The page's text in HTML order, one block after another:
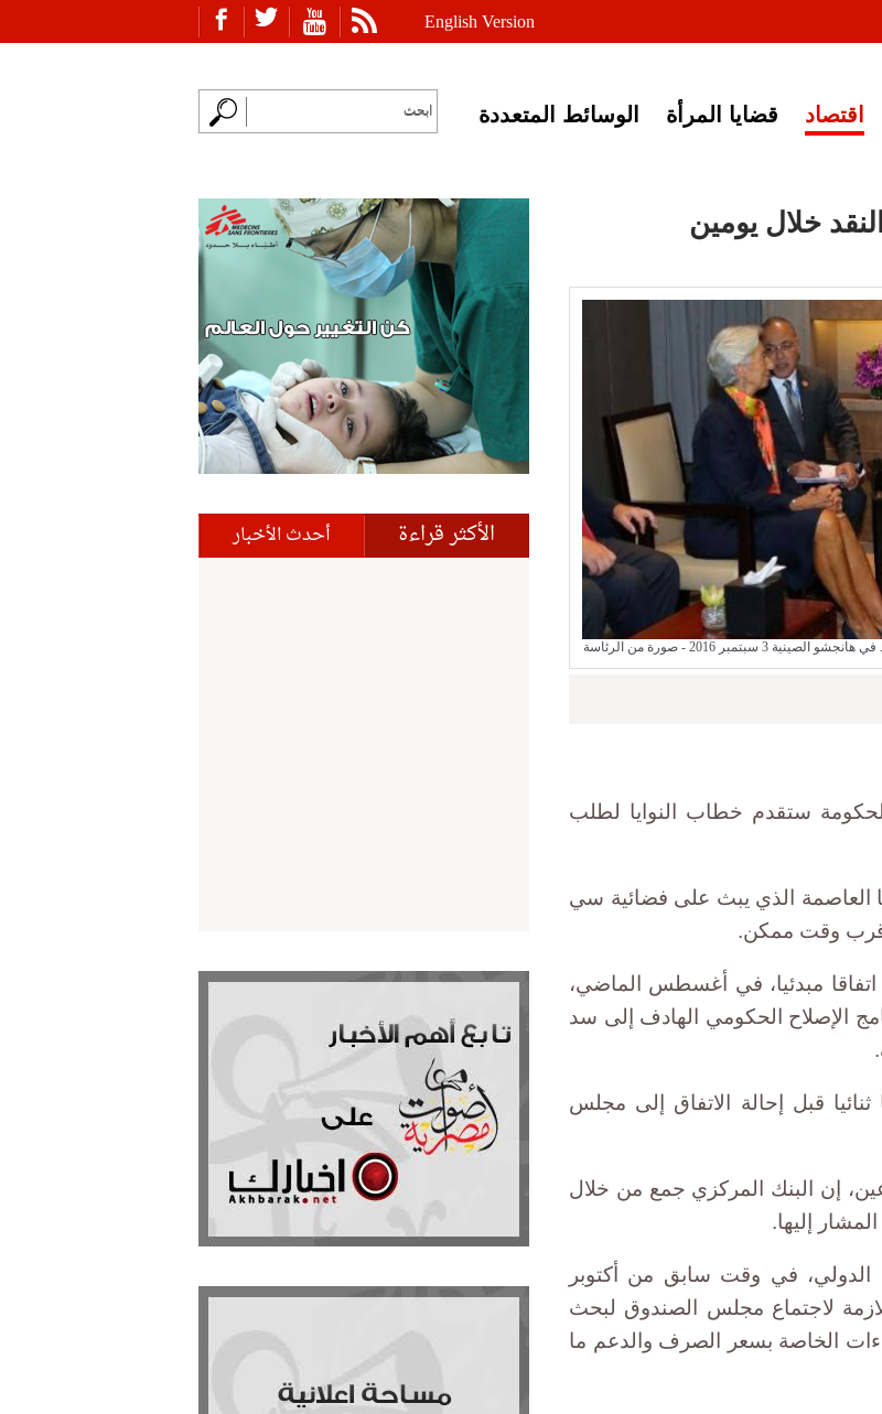
English Version مصرية
اقتصاد قضايا المرأة
الوسائط المتعددة
خلال يومين
2016 - صورة من الرئاسة
ستقدم خطاب النوايا لطلب
العاصمة الذي يبث على فضائية سي
وقت ممكن.
مبدئيا، في أغسطس الماضي،
دولار لدعم برنامج الإصلاح الحكومي الهادف إلى سد
قبل إحالة الاتفاق إلى مجلس
إن البنك المركزي جمع من خلال
الدولي، في وقت سابق من أكتوبر
لاجتماع مجلس الصندوق لبحث
الخاصة بسعر الصرف والدعم ما
الأكثر قراءة أحدث الأخبار